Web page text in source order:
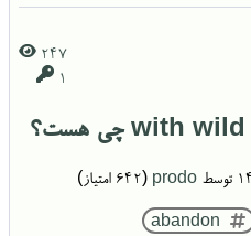
247
1
توسط prodo
(
642 امتیاز)
abandon